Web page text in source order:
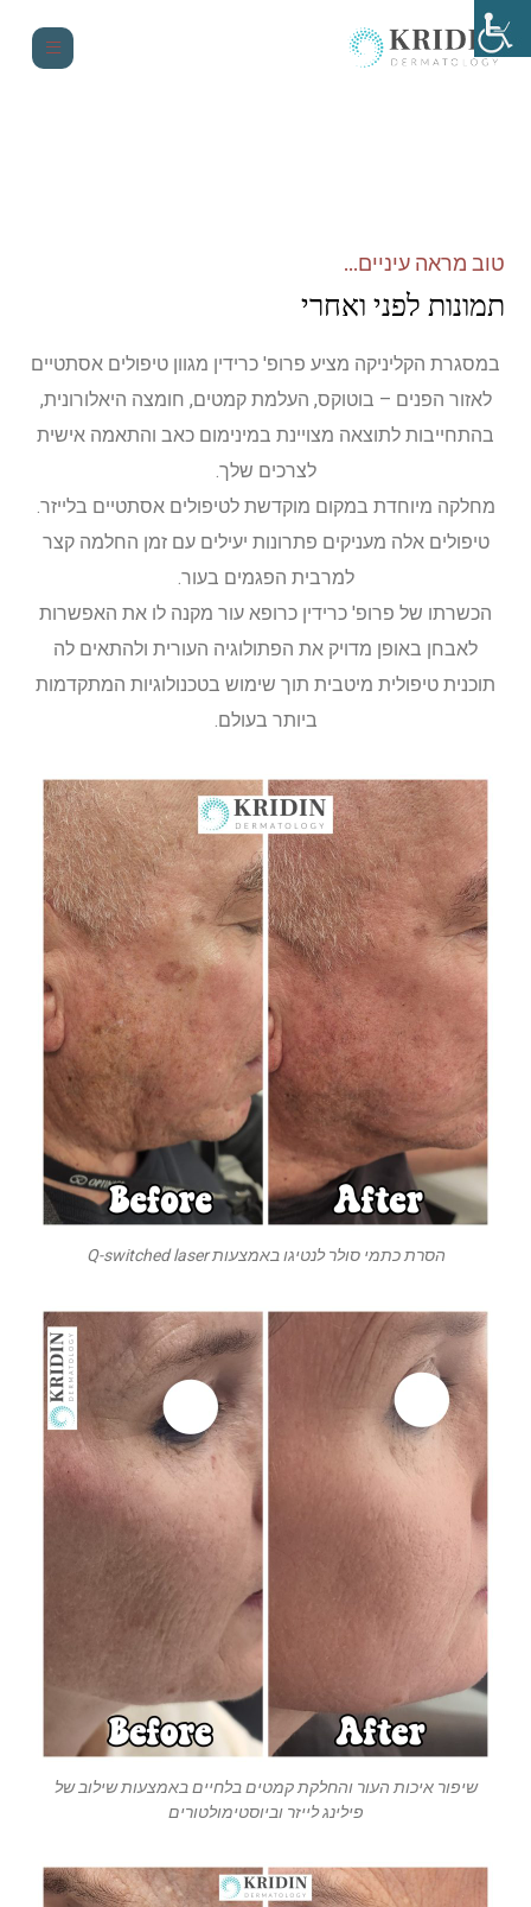
טוב מראה עיניים...
תמונות לפני ואחרי
במסגרת הקליניקה מציע פרופ' כרידין מגוון טיפולים אסתטיים
לאזור הפנים – בוטוקס, העלמת קמטים, חומצה היאלורונית,
בהתחייבות לתוצאה מצויינת במינימום כאב והתאמה אישית
לצרכים שלך.
מחלקה מיוחדת במקום מוקדשת לטיפולים אסתטיים בלייזר.
טיפולים אלה מעניקים פתרונות יעילים עם זמן החלמה קצר
למרבית הפגמים בעור.
הכשרתו של פרופ' כרידין כרופא עור מקנה לו את האפשרות
לאבחן באופן מדויק את הפתולוגיה העורית ולהתאים לה
תוכנית טיפולית מיטבית תוך שימוש בטכנולוגיות המתקדמות
ביותר בעולם.
הסרת כתמי סולר לנטיגו באמצעות Q-switched laser
שיפור איכות העור והחלקת קמטים בלחיים באמצעות שילוב של
פילינג לייזר וביוסטימולטורים